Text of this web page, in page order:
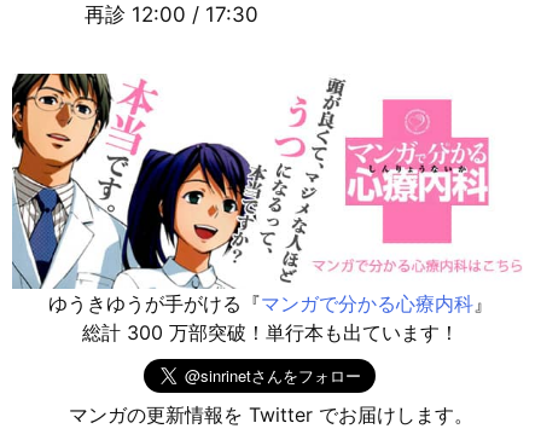
再診 12:00 / 17:30
ゆうきゆうが手がける『マンガで分かる心療内科』
総計 300 万部突破！単行本も出ています！
マンガの更新情報を Twitter でお届けします。